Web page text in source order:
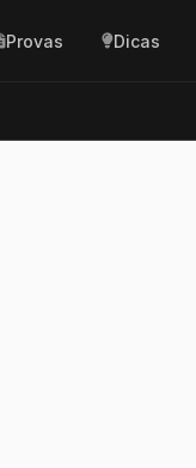
Provas Dicas